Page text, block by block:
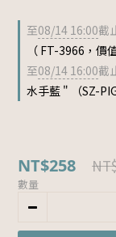
至08/14 16:00截
（ FT-3966，價
至08/14 16:00截
水手藍 " （SZ-
NT$258
數量